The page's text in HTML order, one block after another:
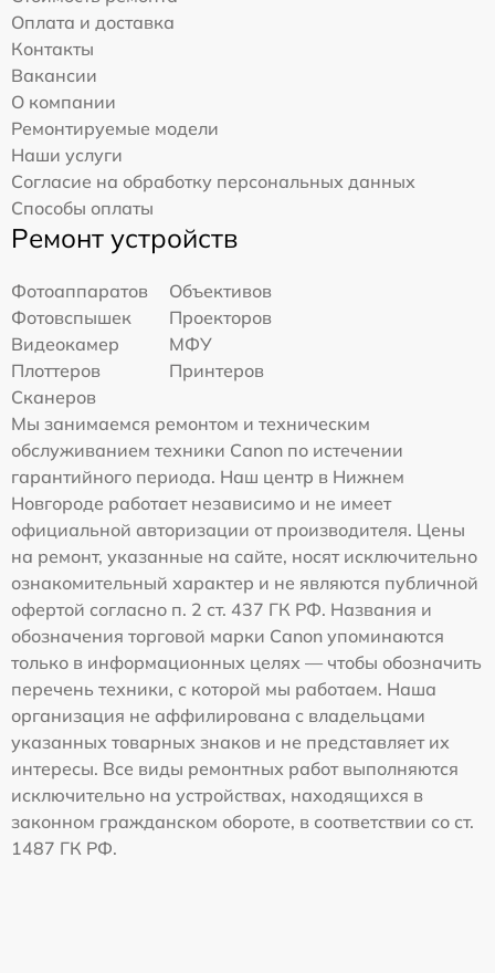
Оплата и доставка
Контакты
Вакансии
О компании
Ремонтируемые модели
Наши услуги
Согласие на обработку персональных данных
Способы оплаты
Ремонт устройств
Фотоаппаратов
Объективов
Фотовспышек
Проекторов
Видеокамер
МФУ
Плоттеров
Принтеров
Сканеров
Мы занимаемся ремонтом и техническим
обслуживанием техники Canon по истечении
гарантийного периода. Наш центр в Нижнем
Новгороде работает независимо и не имеет
официальной авторизации от производителя. Цены
на ремонт, указанные на сайте, носят исключительно
ознакомительный характер и не являются публичной
офертой согласно п. 2 ст. 437 ГК РФ. Названия и
обозначения торговой марки Canon упоминаются
только в информационных целях — чтобы обозначить
перечень техники, с которой мы работаем. Наша
организация не аффилирована с владельцами
указанных товарных знаков и не представляет их
интересы. Все виды ремонтных работ выполняются
исключительно на устройствах, находящихся в
законном гражданском обороте, в соответствии со ст.
1487 ГК РФ.